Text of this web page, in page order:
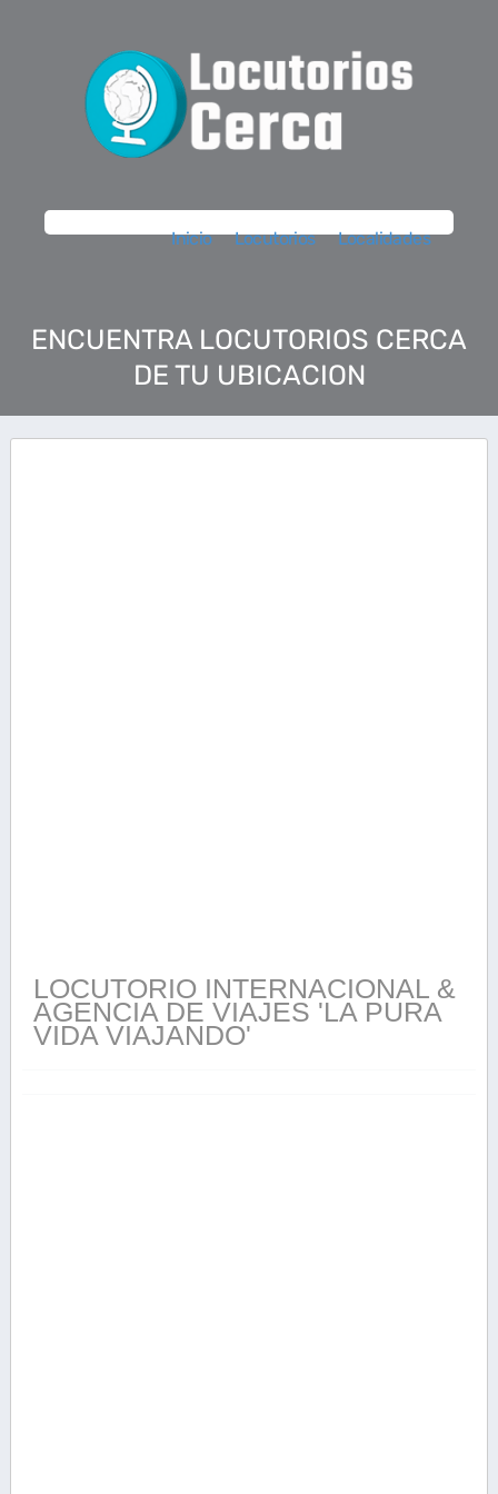
Inicio Locutorios Localidades
ENCUENTRA LOCUTORIOS CERCA
DE TU UBICACION
LOCUTORIO INTERNACIONAL &
AGENCIA DE VIAJES 'LA PURA
VIDA VIAJANDO'